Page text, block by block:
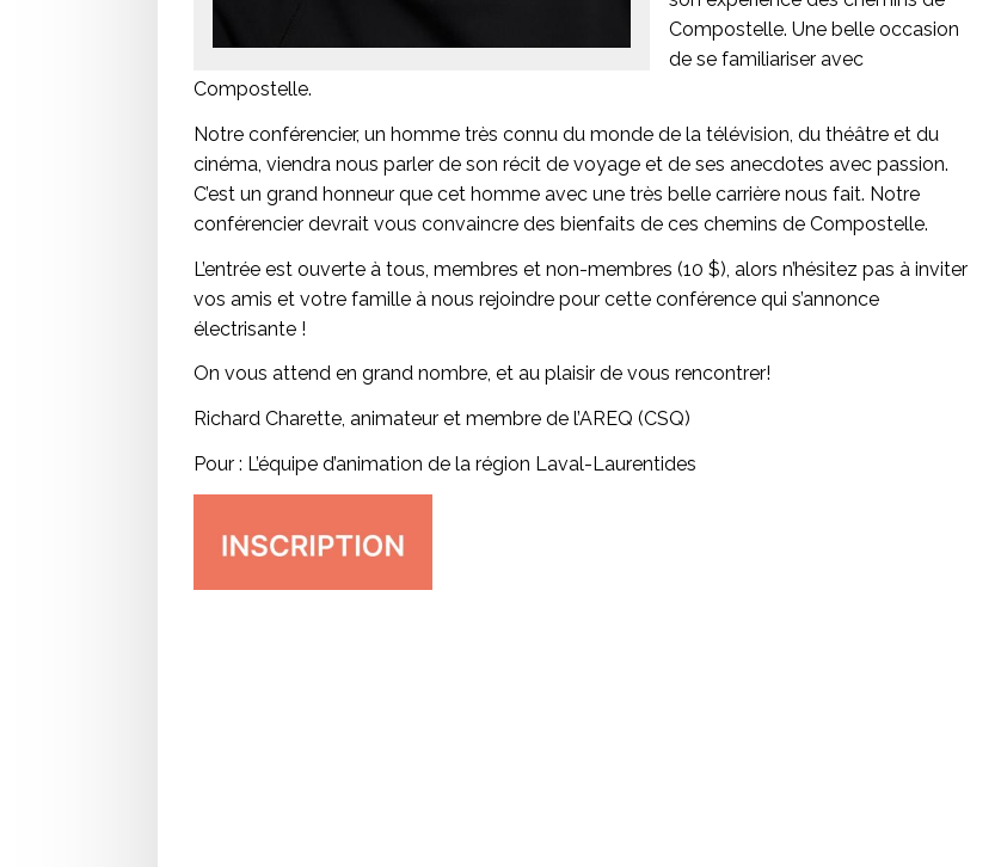
Compostelle. Une belle occasion
de se familiariser avec
Compostelle.
Notre conférencier, un homme très connu du monde de la télévision, du théâtre et du
cinéma, viendra nous parler de son récit de voyage et de ses anecdotes avec passion.
C’est un grand honneur que cet homme avec une très belle carrière nous fait. Notre
conférencier devrait vous convaincre des bienfaits de ces chemins de Compostelle.
L’entrée est ouverte à tous, membres et non-membres (10 $), alors n’hésitez pas à inviter
vos amis et votre famille à nous rejoindre pour cette conférence qui s’annonce
électrisante !
On vous attend en grand nombre, et au plaisir de vous rencontrer!
Richard Charette, animateur et membre de l’AREQ (CSQ)
Pour : L’équipe d’animation de la région Laval-Laurentides